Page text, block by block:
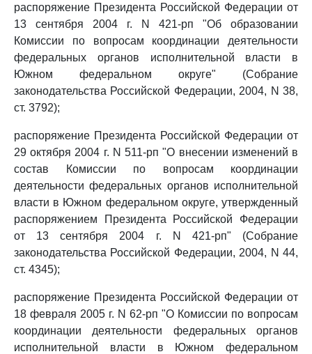
распоряжение Президента Российской Федерации от
13 сентября 2004 г. N 421-рп "Об образовании
Комиссии по вопросам координации деятельности
федеральных органов исполнительной власти в
Южном федеральном округе" (Собрание
законодательства Российской Федерации, 2004, N 38,
ст. 3792);
распоряжение Президента Российской Федерации от
29 октября 2004 г. N 511-рп "О внесении изменений в
состав Комиссии по вопросам координации
деятельности федеральных органов исполнительной
власти в Южном федеральном округе, утвержденный
распоряжением Президента Российской Федерации
от 13 сентября 2004 г. N 421-рп" (Собрание
законодательства Российской Федерации, 2004, N 44,
ст. 4345);
распоряжение Президента Российской Федерации от
18 февраля 2005 г. N 62-рп "О Комиссии по вопросам
координации деятельности федеральных органов
исполнительной власти в Южном федеральном